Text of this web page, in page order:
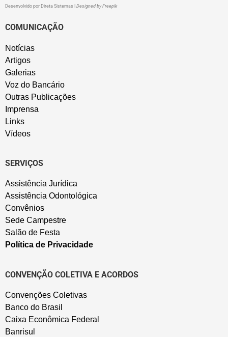
Desenvolvido por Direta Sistemas Designed by Freepik
COMUNICAÇÃO
Notícias
Artigos
Galerias
Voz do Bancário
Outras Publicações
Imprensa
Links
Vídeos
SERVIÇOS
Assistência Jurídica
Assistência Odontológica
Convênios
Sede Campestre
Salão de Festa
Política de Privacidade
CONVENÇÃO COLETIVA E ACORDOS
Convenções Coletivas
Banco do Brasil
Caixa Econômica Federal
Banrisul